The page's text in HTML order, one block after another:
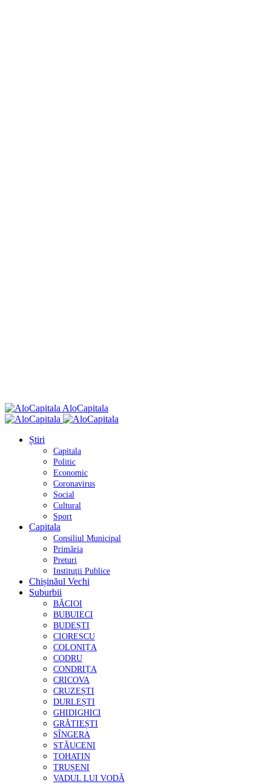
AloCapitala
Știri
Capitala
Politic
Economic
Coronavirus
Social
Cultural
Sport
Capitala
Consiliul Municipal
Primăria
Preturi
Instituţii Publice
Chișinăul Vechi
Suburbii
BĂCIOI
BUBUIECI
BUDEȘTI
CIORESCU
COLONIȚA
CODRU
CONDRIȚA
CRICOVA
CRUZEȘTI
DURLEȘTI
GHIDIGHICI
GRĂTIEȘTI
SÎNGERA
STĂUCENI
TOHATIN
TRUȘENI
VADUL LUI VODĂ